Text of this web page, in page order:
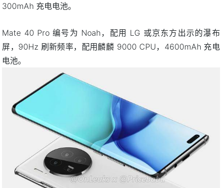
300mAh 充电电池。
Mate 40 Pro 编号为 Noah，配用 LG 或京东方出示的瀑布
屏，90Hz 刷新频率，配用麟麟 9000 CPU，4600mAh 充电
电池。